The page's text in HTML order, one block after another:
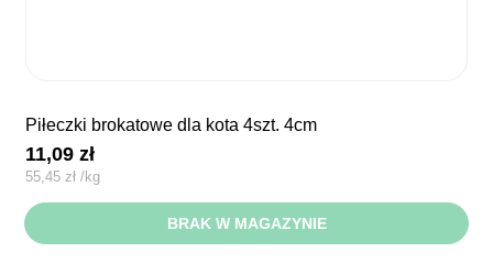
piłeczki brokatowe dla kota 4szt. 4cm
11,09zł
55,45 zł /kg
BRAK W MAGAZYNIE